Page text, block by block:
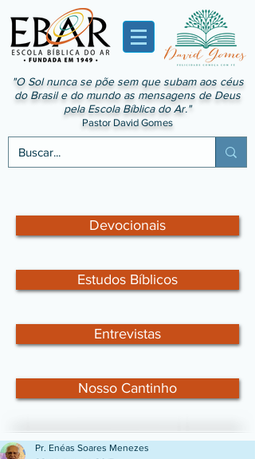
"O Sol nunca se põe sem que subam aos céus
do Brasil e do mundo as mensagens de Deus
pela Escola Bíblica do Ar."
Pastor David Gomes
Devocionais
Estudos Bíblicos
Entrevistas
Nosso Cantinho
Pr. Enéas Soares Menezes